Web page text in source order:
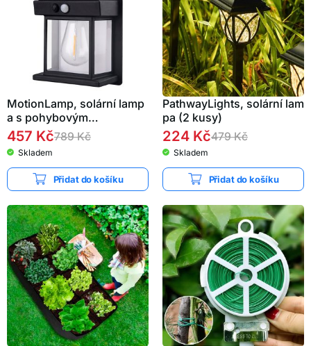
MotionLamp, solární lamp
a s pohybovým…
457 Kč789Kč
Skladem
Přidat do košíku
PathwayLights, solární lam
pa (2 kusy)
224 Kč479Kč
Skladem
Přidat do košíku